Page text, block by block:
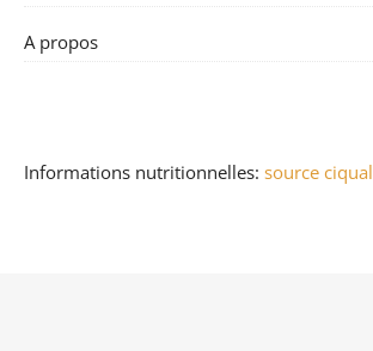
A propos
Informations nutritionnelles: source ciqual